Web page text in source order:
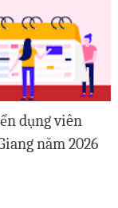
dụng viên
năm 2026